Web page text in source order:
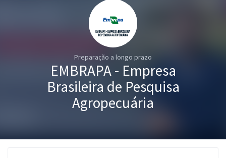
Preparação a longo prazo
EMBRAPA - Empresa
Brasileira de Pesquisa
Agropecuária